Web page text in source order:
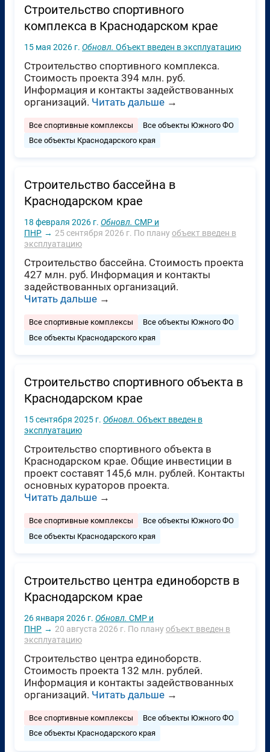
Строительство спортивного
комплекса в Краснодарском крае
15 мая 2026 г. Обновл. Объект введен в эксплуатацию
Строительство спортивного комплекса.
Стоимость проекта 394 млн. руб.
Информация и контакты задействованных
организаций. Читать дальше →
Все спортивные комплексы
Все объекты Южного ФО
Все объекты Краснодарского края
Строительство бассейна в
Краснодарском крае
18 февраля 2026 г. Обновл. СМР и
ПНР → 25 сентября 2026 г. По плануобъект введен в
эксплуатацию
Строительство бассейна. Стоимость проекта
427 млн. руб. Информация и контакты
задействованных организаций.
Читать дальше →
Все спортивные комплексы
Все объекты Южного ФО
Все объекты Краснодарского края
Строительство спортивного объекта в
Краснодарском крае
15 сентября 2025 г. Обновл. Объект введен в
эксплуатацию
Строительство спортивного объекта в
Краснодарском крае. Общие инвестиции в
проект составят 145,6 млн. рублей. Контакты
основных кураторов проекта.
Читать дальше →
Все спортивные комплексы
Все объекты Южного ФО
Все объекты Краснодарского края
Строительство центра единоборств в
Краснодарском крае
26 января 2026 г. Обновл. СМР и
ПНР → 20 августа 2026 г. По плануобъект введен в
эксплуатацию
Строительство центра единоборств.
Стоимость проекта 132 млн. рублей.
Информация и контакты задействованных
организаций. Читать дальше →
Все спортивные комплексы
Все объекты Южного ФО
Все объекты Краснодарского края